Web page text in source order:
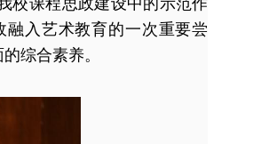
入艺术教育的一次重要尝
综合素养。